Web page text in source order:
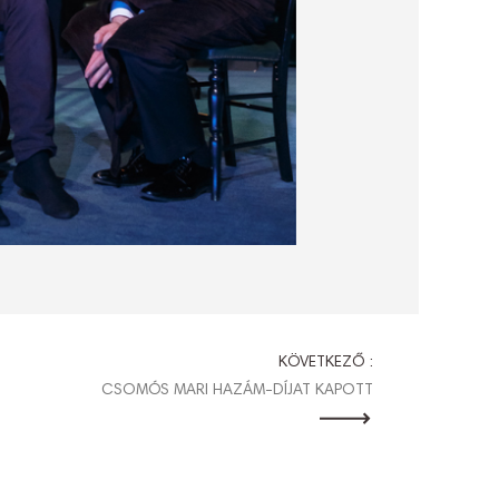
KÖVETKEZŐ :
CSOMÓS MARI HAZÁM-DÍJAT KAPOTT